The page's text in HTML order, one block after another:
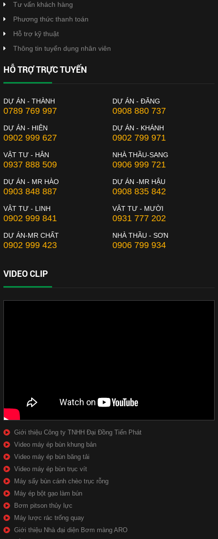
Tư vấn khách hàng
Phương thức thanh toán
Hỗ trợ kỹ thuật
Thông tin tuyển dụng nhân viên
HỖ TRỢ TRỰC TUYẾN
DỰ ÁN - THÀNH
0789 769 997
DỰ ÁN - ĐĂNG
0908 880 737
DỰ ÁN - HIÊN
0902 999 627
DỰ ÁN - KHÁNH
0902 799 971
VẬT TƯ - HÂN
0937 888 509
NHÀ THẦU-SANG
0906 999 721
DỰ ÁN - MR HÀO
0903 848 887
DỰ ÁN -MR HẬU
0908 835 842
VẬT TƯ - LINH
0902 999 841
VẬT TƯ - MƯỜI
0931 777 202
DỰ ÁN-MR CHẤT
0902 999 423
NHÀ THẦU - SƠN
0906 799 934
VIDEO CLIP
Giới thiệu Công ty TNHH Đại Đồng Tiến Phát
Video máy ép bùn khung bản
Video máy ép bùn băng tải
Video máy ép bùn trục vít
Máy sấy bùn cánh chèo trục rỗng
Máy ép bột gạo làm bún
Bơm pitson thủy lực
Máy lược rác trống quay
Giới thiệu Nhà đại diện Bơm màng ARO